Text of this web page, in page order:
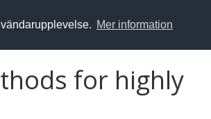
Mer information
for highly